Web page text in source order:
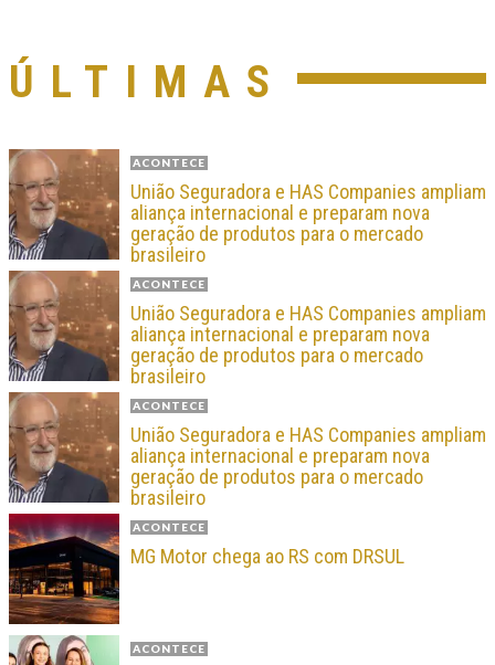
ÚLTIMAS
ACONTECE
União Seguradora e HAS Companies ampliam
aliança internacional e preparam nova
geração de produtos para o mercado
brasileiro
ACONTECE
União Seguradora e HAS Companies ampliam
aliança internacional e preparam nova
geração de produtos para o mercado
brasileiro
ACONTECE
União Seguradora e HAS Companies ampliam
aliança internacional e preparam nova
geração de produtos para o mercado
brasileiro
ACONTECE
MG Motor chega ao RS com DRSUL
ACONTECE